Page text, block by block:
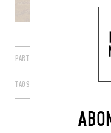
PARTAGER
TAGS BRUXELLES